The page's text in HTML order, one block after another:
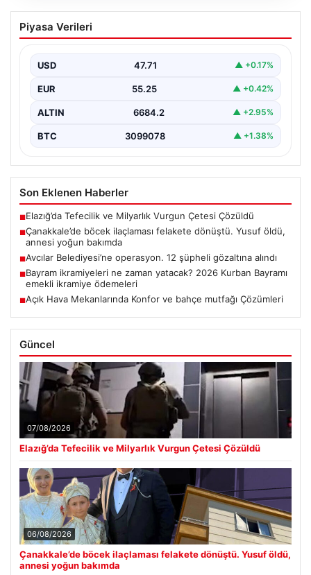
Çanakkale’de böcek ilaçlaması felakete
dönüştü. Yusuf öldü, annesi yoğun
Piyasa Verileri
USD 47.71 ▲ +0.17%
EUR 55.25 ▲ +0.42%
ALTIN 6684.2 ▲ +2.95%
BTC 3099078 ▲ +1.38%
Son Eklenen Haberler
■Elazığ’da Tefecilik ve Milyarlık Vurgun Çetesi Çözüldü
■Çanakkale’de böcek ilaçlaması felakete dönüştü. Yusuf öldü,
annesi yoğun bakımda
■Avcılar Belediyesi’ne operasyon. 12 şüpheli gözaltına alındı
■Bayram ikramiyeleri ne zaman yatacak? 2026 Kurban Bayramı
emekli ikramiye ödemeleri
■Açık Hava Mekanlarında Konfor ve bahçe mutfağı Çözümleri
Güncel
07/08/2026
Elazığ’da Tefecilik ve Milyarlık Vurgun Çetesi Çözüldü
06/08/2026
Çanakkale’de böcek ilaçlaması felakete dönüştü. Yusuf öldü,
annesi yoğun bakımda